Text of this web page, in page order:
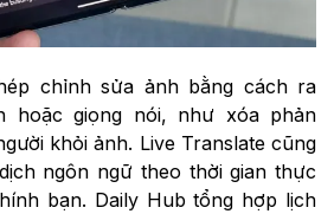
chỉnh sửa ảnh bằng cách ra
hoặc giọng nói, như xóa phản
khỏi ảnh. Live Translate cũng
ngôn ngữ theo thời gian thực
bạn. Daily Hub tổng hợp lịch